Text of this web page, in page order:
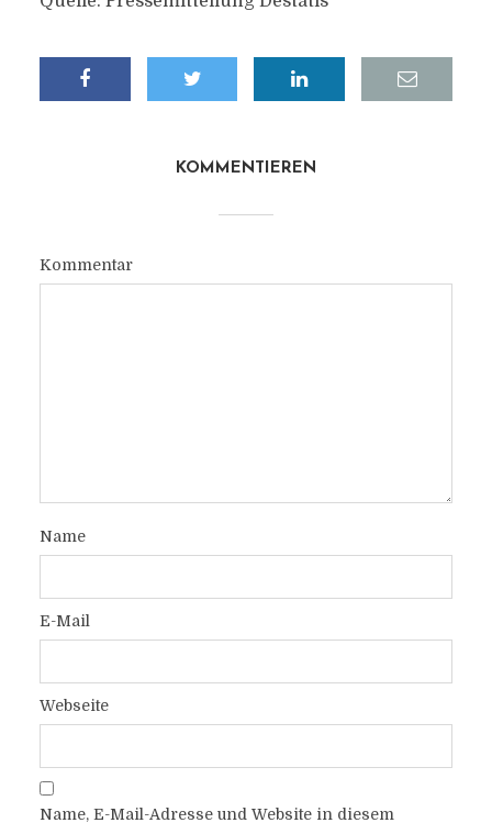
KOMMENTIEREN
Kommentar
Name
E-Mail
Webseite
Name, E-Mail-Adresse und Website in diesem